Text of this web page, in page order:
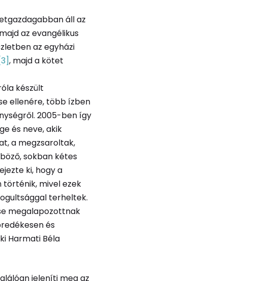
áll az
az evangélikus
az egyházi
[3], majd a kötet
készült
ellenére, több ízben
2005-ben így
és neve, akik
a megzsaroltak,
sokban kétes
ki, hogy a
mivel ezek
terheltek.
megalapozottnak
és
Harmati Béla
jeleníti meg az